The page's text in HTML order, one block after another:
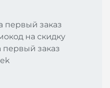
первый заказ
на скидку
заказ